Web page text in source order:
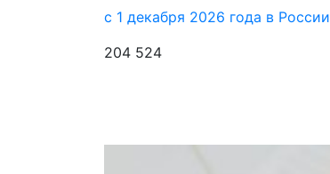
с 1 декабря 2026 года в России
204 524